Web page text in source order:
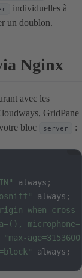
individuelles à
un doublon.
Nginx
avec les
GridPane
bloc
server :
always ;
always ;
when-
"max-
always ;